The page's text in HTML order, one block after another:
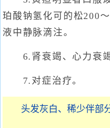
珀酸钠氢化可的松200
液中静脉滴注。
6.肾衰竭、心力衰竭
7.对症治疗。
头发灰白、稀少伴部